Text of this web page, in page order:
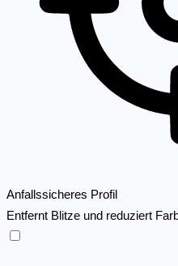
Anfallssicheres Profil
Entfernt Blitze und reduziert